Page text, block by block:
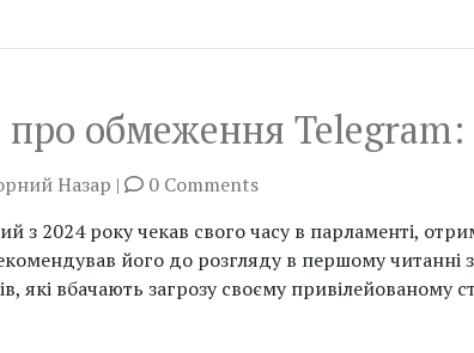
обмеження Telegram:
Назар |
0 Comments
з 2024 року чекав свого часу в парламенті,
його до розгляду в першому
які вбачають загрозу своєму привілейованому